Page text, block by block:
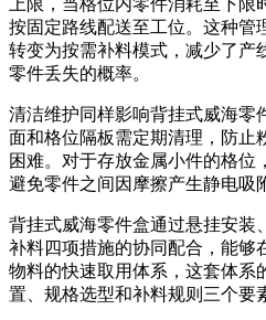
按固定路线配送至工位。这种管
转变为按需补料模式，减少了产
零件丢失的概率。
清洁维护同样影响背挂式威海零
面和格位隔板需定期清理，防止
困难。对于存放金属小件的格位
避免零件之间因摩擦产生静电吸
背挂式威海零件盒通过悬挂安装
补料四项措施的协同配合，能够
物料的快速取用体系，这套体系
置、规格选型和补料规则三个要